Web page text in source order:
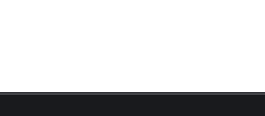
via Bocche d'Albegna , Orbetello